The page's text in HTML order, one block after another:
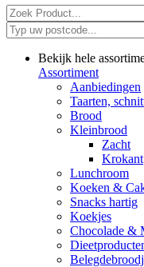
Bekijk hele
Assortiment
Aanbiedingen
Taarten,
Brood
Kleinbrood
Zacht
Krokant
Lunchroom
Koeken &
Snacks hartig
Koekjes
Chocolade &